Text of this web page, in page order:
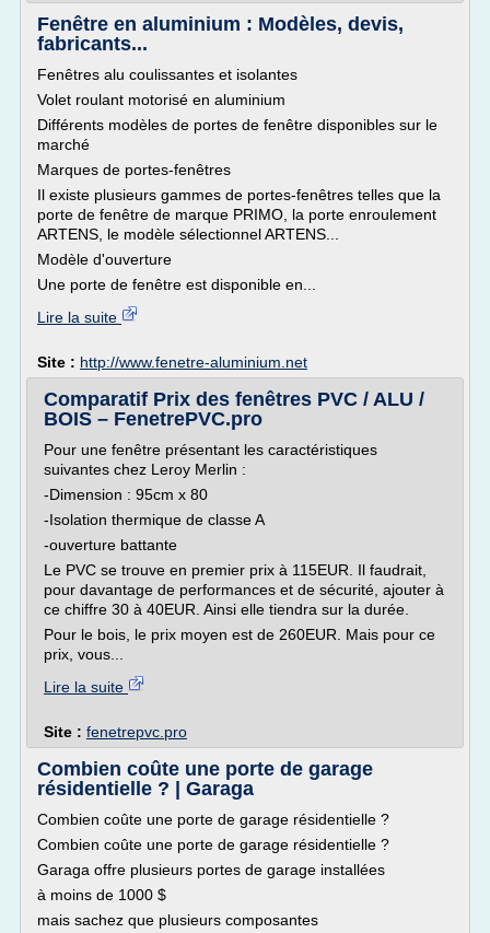
Fenêtre en aluminium : Modèles, devis,
fabricants...
Fenêtres alu coulissantes et isolantes
Volet roulant motorisé en aluminium
Différents modèles de portes de fenêtre disponibles sur le
marché
Marques de portes-fenêtres
Il existe plusieurs gammes de portes-fenêtres telles que la
porte de fenêtre de marque PRIMO, la porte enroulement
ARTENS, le modèle sélectionnel ARTENS...
Modèle d'ouverture
Une porte de fenêtre est disponible en...
Lire la suite
Site : http://www.fenetre-aluminium.net
Comparatif Prix des fenêtres PVC / ALU /
BOIS – FenetrePVC.pro
Pour une fenêtre présentant les caractéristiques
suivantes chez Leroy Merlin :
-Dimension : 95cm x 80
-Isolation thermique de classe A
-ouverture battante
Le PVC se trouve en premier prix à 115EUR. Il faudrait,
pour davantage de performances et de sécurité, ajouter à
ce chiffre 30 à 40EUR. Ainsi elle tiendra sur la durée.
Pour le bois, le prix moyen est de 260EUR. Mais pour ce
prix, vous...
Lire la suite
Site : fenetrepvc.pro
Combien coûte une porte de garage
résidentielle ? | Garaga
Combien coûte une porte de garage résidentielle ?
Combien coûte une porte de garage résidentielle ?
Garaga offre plusieurs portes de garage installées
à moins de 1000 $
mais sachez que plusieurs composantes